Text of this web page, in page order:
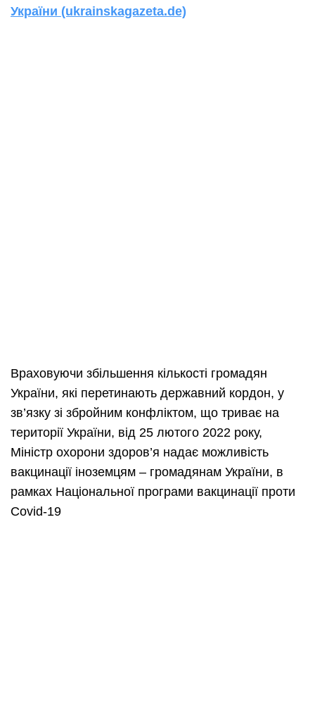
України (ukrainskagazeta.de)
Враховуючи збільшення кількості громадян
України, які перетинають державний кордон, у
зв’язку зі збройним конфліктом, що триває на
території України, від 25 лютого 2022 року,
Міністр охорони здоров’я надає можливість
вакцинації іноземцям – громадянам України, в
рамках Національної програми вакцинації проти
Covid-19